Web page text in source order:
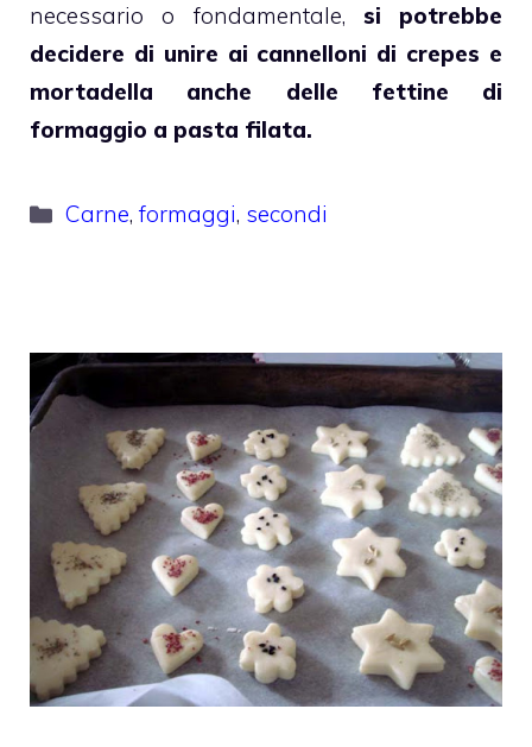
necessario o fondamentale, si potrebbe
decidere di unire ai cannelloni di crepes e
mortadella anche delle fettine di
formaggio a pasta filata.
Categorie
Carne,formaggi, secondi